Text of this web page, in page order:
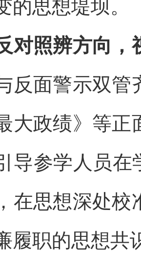
的思想堤坝。
对照辨方向，
反面警示双管
大政绩》等正
导参学人员在
在思想深处
履职的思想共